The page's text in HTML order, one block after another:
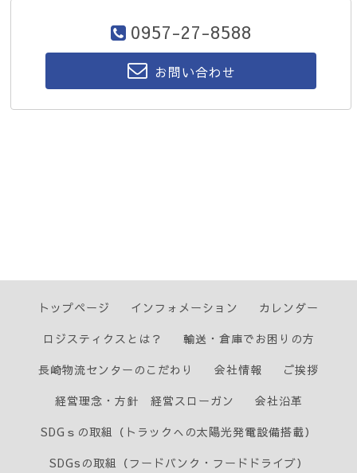
0957-27-8588
お問い合わせ
トップページ インフォメーション
カレンダー
ロジスティクスとは？
輸送・倉庫でお困りの方
長崎物流センターのこだわり
会社情報
ご挨拶
経営理念・方針 経営スローガン
会社沿革
SDGｓの取組（トラックへの太陽光発電設備搭載）
SDGsの取組（フードバンク・フードドライブ）